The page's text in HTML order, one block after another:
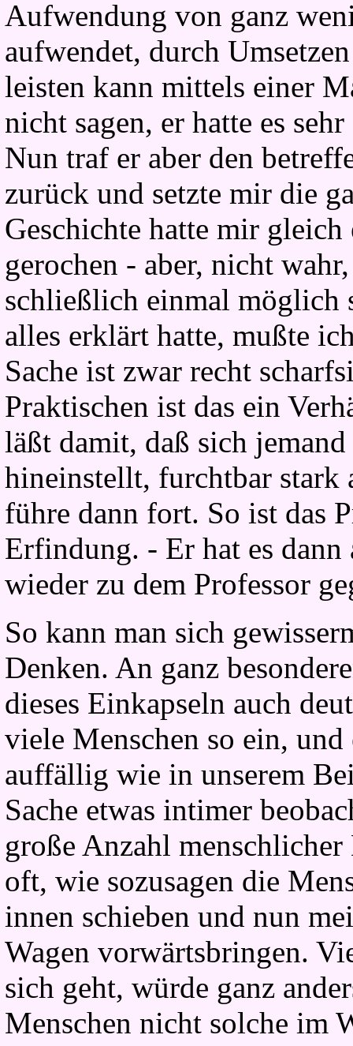
Aufwendung von ganz
aufwendet, durch
leisten kann mittels einer
nicht sagen, er hatte es
Nun traf er aber den
zurück und setzte mir die
Geschichte hatte mir
gerochen - aber, nicht
schließlich einmal möglich
alles erklärt hatte, mußte
Sache ist zwar recht
Praktischen ist das ein
läßt damit, daß sich
hineinstellt, furchtbar stark
führe dann fort. So ist das
Erfindung. - Er hat es
wieder zu dem Professor
So kann man sich
Denken. An ganz
dieses Einkapseln auch
viele Menschen so ein,
auffällig wie in unserem
Sache etwas intimer
große Anzahl
oft, wie sozusagen die
innen schieben und nun
Wagen vorwärtsbringen.
sich geht, würde ganz
Menschen nicht solche im